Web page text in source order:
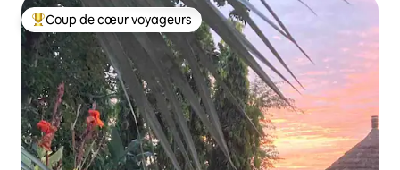
Coups de cœur voyageurs les plus appréciés
Coup de cœur voyageurs